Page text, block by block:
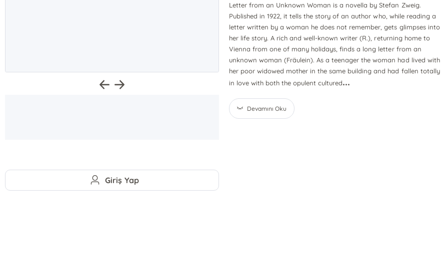
Letter from an Unknown Woman is a novella by Stefan Zweig.
Published in 1922, it tells the story of an author who, while reading a
letter written by a woman he does not remember, gets glimpses into
her life story. A rich and well-known writer (R.), returning home to
Vienna from one of many holidays, finds a long letter from an
unknown woman (Fräulein). As a teenager the woman had lived with
her poor widowed mother in the same building and had fallen totally
in love with both the opulent cultured...
Devamını Oku
Giriş Yap